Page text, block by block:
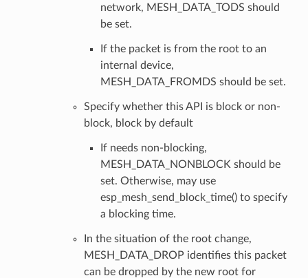
network, MESH_DATA_TODS should
be set.
If the packet is from the root to an
internal device,
MESH_DATA_FROMDS should be set.
Specify whether this API is block or non-
block, block by default
If needs non-blocking,
MESH_DATA_NONBLOCK should be
set. Otherwise, may use
esp_mesh_send_block_time() to specify
a blocking time.
In the situation of the root change,
MESH_DATA_DROP identifies this packet
can be dropped by the new root for